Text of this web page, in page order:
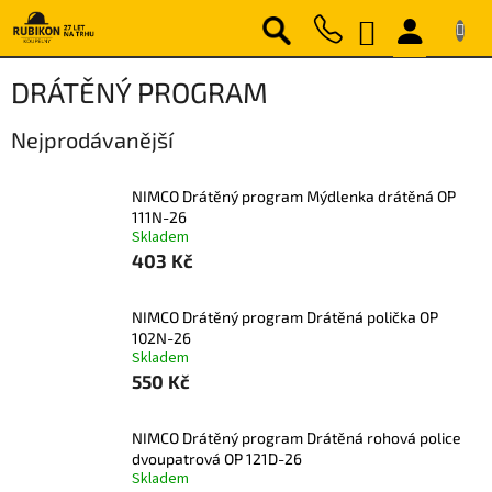
Přejít
na
obsah
NÁKUPNÍ
KOŠÍK
DRÁTĚNÝ PROGRAM
Nejprodávanější
NIMCO Drátěný program Mýdlenka drátěná OP
111N-26
Skladem
403 Kč
NIMCO Drátěný program Drátěná polička OP
102N-26
Skladem
550 Kč
NIMCO Drátěný program Drátěná rohová police
dvoupatrová OP 121D-26
Skladem